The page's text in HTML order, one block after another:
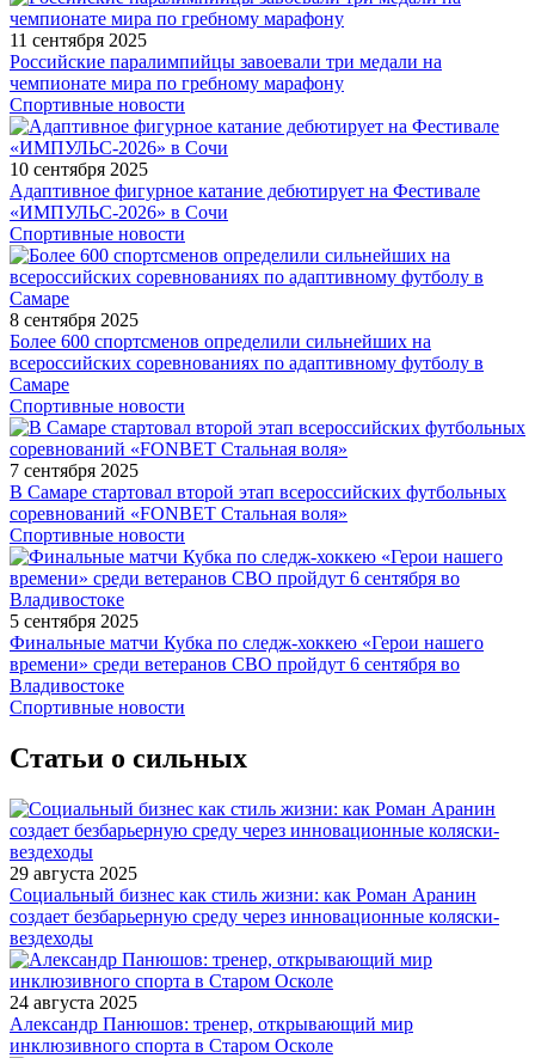
11 сентября 2025
Российские паралимпийцы завоевали три медали на
чемпионате мира по гребному марафону
Спортивные новости
10 сентября 2025
Адаптивное фигурное катание дебютирует на Фестивале
«ИМПУЛЬС-2026» в Сочи
Спортивные новости
8 сентября 2025
Более 600 спортсменов определили сильнейших на
всероссийских соревнованиях по адаптивному футболу в
Самаре
Спортивные новости
7 сентября 2025
В Самаре стартовал второй этап всероссийских футбольных
соревнований «FONBET Стальная воля»
Спортивные новости
5 сентября 2025
Финальные матчи Кубка по следж-хоккею «Герои нашего
времени» среди ветеранов СВО пройдут 6 сентября во
Владивостоке
Спортивные новости
Статьи о сильных
29 августа 2025
Социальный бизнес как стиль жизни: как Роман Аранин
создает безбарьерную среду через инновационные коляски-
вездеходы
24 августа 2025
Александр Панюшов: тренер, открывающий мир
инклюзивного спорта в Старом Осколе